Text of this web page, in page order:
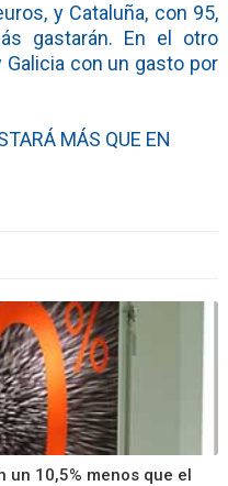
y Cataluña, con 95,
gastarán. En el otro
con un gasto por
MÁS QUE EN
un 10,5% menos que el